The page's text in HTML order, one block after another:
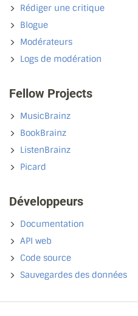
Rédiger une critique
Blogue
Modérateurs
Logs de modération
Fellow Projects
MusicBrainz
BookBrainz
ListenBrainz
Picard
Développeurs
Documentation
API web
Code source
Sauvegardes des données